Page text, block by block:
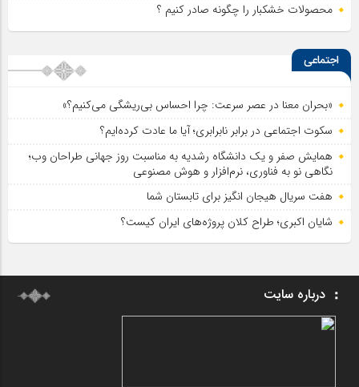
محصولات خشکبار را چگونه صادر کنیم ؟
اجتماعی
«بحران معنا در عصر سرعت: چرا احساس بی‌ریشگی می‌کنیم؟»
سکوت اجتماعی در برابر نابرابری؛ آیا ما عادت کرده‌ایم؟
همایش صفر و یک دانشگاه رشدیه به مناسبت روز جهانی طراحان وب؛
نگاهی نو به فناوری، نرم‌افزار و هوش مصنوعی
هفت سریال هیجان انگیز برای تابستان شما
شایان اکبری؛ طراح کلان پروژه‌های ایران کیست؟
درباره سایت